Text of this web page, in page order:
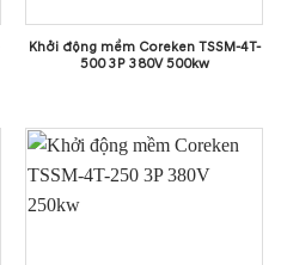
Khởi động mềm Coreken TSSM-4T-
500 3P 380V 500kw